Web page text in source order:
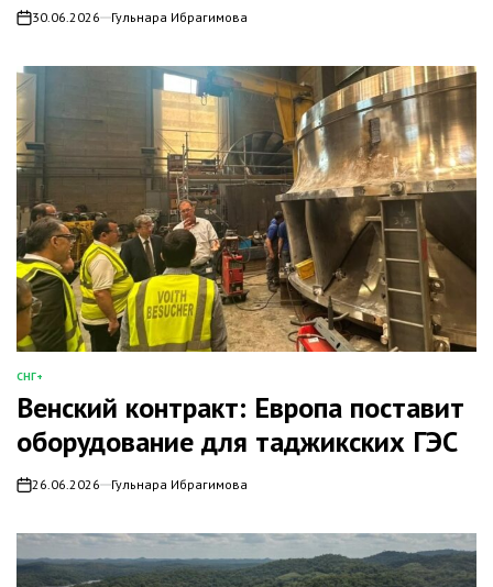
on30.06.2026 Гульнара Ибрагимова
ОПУБЛИКОВАНО
В
СНГ+
Венский контракт: Европа поставит
оборудование для таджикских ГЭС
on26.06.2026 Гульнара Ибрагимова